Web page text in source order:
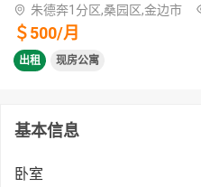
朱德奔1分区,桑园区,金边市
＄500/月
出租 现房公寓
基本信息
卧室